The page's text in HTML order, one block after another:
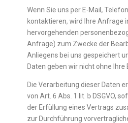
Wenn Sie uns per E-Mail,
kontaktieren, wird Ihre Anfrage
hervorgehenden
Anfrage) zum Zwecke der
Anliegens bei uns gespeichert
Daten geben wir nicht ohne Ihre
Die Verarbeitung dieser Daten
von Art. 6 Abs. 1 lit. b DSGVO,
der Erfüllung eines Vertrags
zur Durchführung